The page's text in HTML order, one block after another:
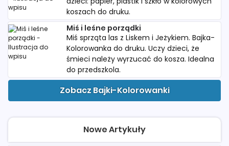
koszach do druku.
Miś i leśne porządki
Miś sprząta las z Liskem i Jeżykiem. Bajka-
Kolorowanka do druku. Uczy dzieci, że
śmieci należy wyrzucać do kosza. Idealna
do przedszkola.
Zobacz Bajki-Kolorowanki
Nowe Artykuły